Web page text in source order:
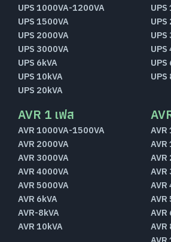
UPS 1000VA-1200VA
UPS 1500VA
UPS 2000VA
UPS 3000VA
UPS 6kVA
UPS 10kVA
UPS 20kVA
UPS
UPS
UPS
UPS
UPS
UPS
AVR 1 เฟส
AVR 1000VA-1500VA
AVR 2000VA
AVR 3000VA
AVR 4000VA
AVR 5000VA
AVR 6kVA
AVR-8kVA
AVR 10kVA
AVR
AVR
AVR
AVR
AVR
AVR
AVR
AVR